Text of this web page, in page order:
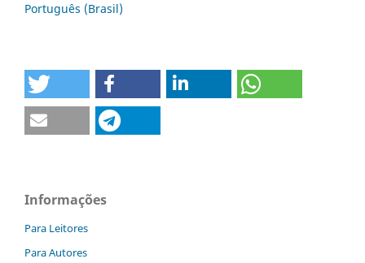
Português (Brasil)
Informações
Para Leitores
Para Autores